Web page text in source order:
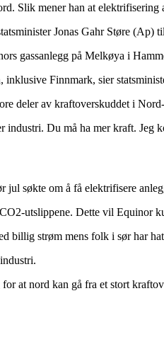
Slik mener han at elektrifisering
Jonas Gahr Støre (Ap)
gassanlegg på Melkøya i
Finnmark, sier
deler av kraftoverskuddet i
Du må ha mer kraft.
søkte om å få elektrifisere
utslippene. Dette vil Equinor
billig strøm mens folk i sør har
at nord kan gå fra et stort